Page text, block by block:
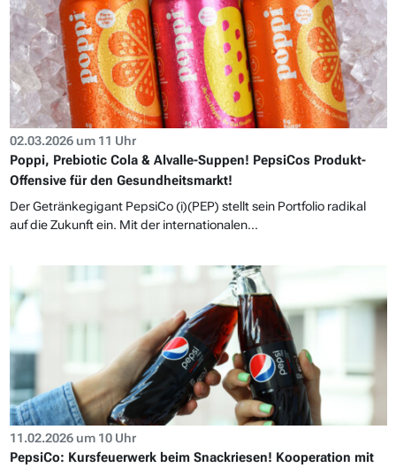
02.03.2026 um 11 Uhr
Poppi, Prebiotic Cola & Alvalle-Suppen! PepsiCos Produkt-
Offensive für den Gesundheitsmarkt!
Der Getränkegigant PepsiCo (i)(PEP) stellt sein Portfolio radikal
auf die Zukunft ein. Mit der internationalen...
11.02.2026 um 10 Uhr
PepsiCo: Kursfeuerwerk beim Snackriesen! Kooperation mit